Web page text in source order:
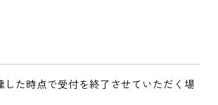
た時点で受付を終了させていただく場